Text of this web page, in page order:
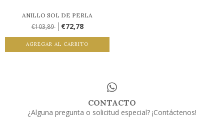
ANILLO SOL DE PERLA
€103,89 €72,78
AGREGAR AL CARRITO
CONTACTO
¿Alguna pregunta o solicitud especial? ¡Contáctenos!